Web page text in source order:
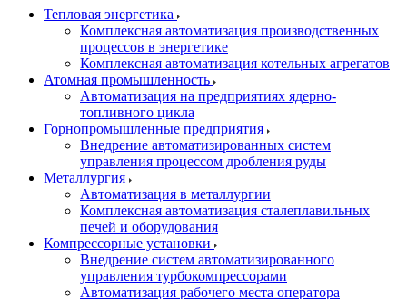
Тепловая энергетика
Комплексная автоматизация производственных
процессов в энергетике
Комплексная автоматизация котельных агрегатов
Атомная промышленность
Автоматизация на предприятиях ядерно-
топливного цикла
Горнопромышленные предприятия
Внедрение автоматизированных систем
управления процессом дробления руды
Металлургия
Автоматизация в металлургии
Комплексная автоматизация сталеплавильных
печей и оборудования
Компрессорные установки
Внедрение систем автоматизированного
управления турбокомпрессорами
Автоматизация рабочего места оператора